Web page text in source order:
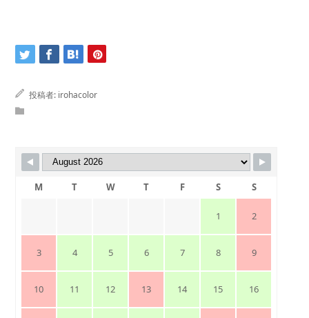
投稿者: irohacolor
M T W T F S S
1 2
3 4 5 6 7 8 9
10 11 12 13 14 15 16